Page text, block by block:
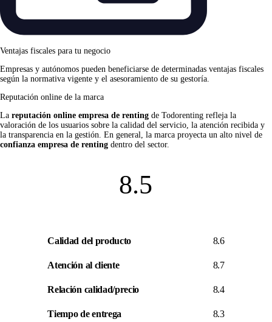
Ventajas fiscales para tu negocio
Empresas y autónomos pueden beneficiarse de determinadas ventajas fiscales
según la normativa vigente y el asesoramiento de su gestoría.
Reputación online de la marca
La reputación online empresa de renting de Todorenting refleja la
valoración de los usuarios sobre la calidad del servicio, la atención recibida y
la transparencia en la gestión. En general, la marca proyecta un alto nivel de
confianza empresa de renting dentro del sector.
8.5
Calidad del producto 8.6
Atención al cliente 8.7
Relación calidad/precio 8.4
Tiempo de entrega 8.3